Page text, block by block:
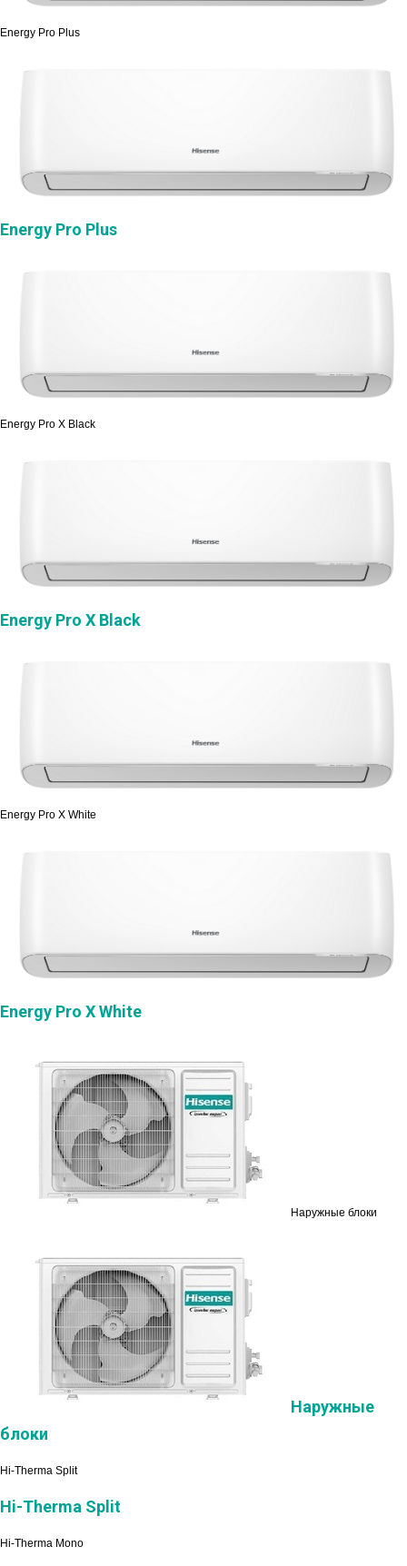
Energy Pro Plus
Energy Pro Plus
Energy Pro X Black
Energy Pro X Black
Energy Pro X White
Energy Pro X White
Наружные блоки
Наружные
блоки
Hi-Therma Split
Hi-Therma Split
Hi-Therma Mono